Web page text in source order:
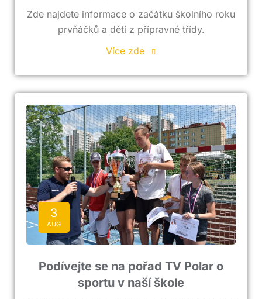
Zde najdete informace o začátku školního roku
prvňáčků a dětí z přípravné třídy.
Více zde
3
AUG
Podívejte se na pořad TV Polar o
sportu v naší škole